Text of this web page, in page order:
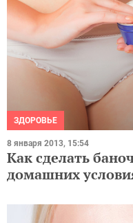
ЗДОРОВЬЕ
8 января 2013, 15:54
Как сделать
домашних